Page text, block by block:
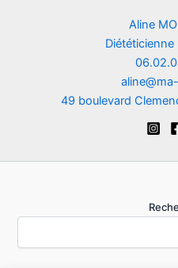
Aline
49 boulevard